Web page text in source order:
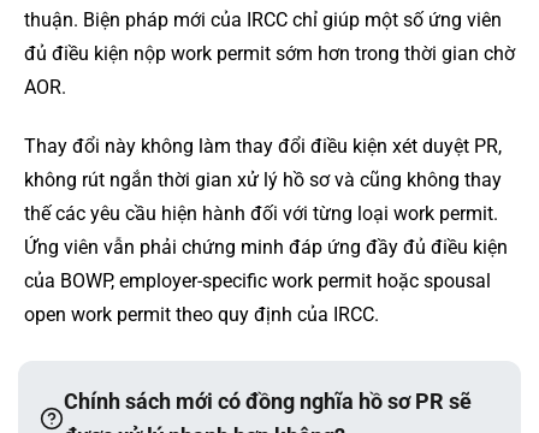
thuận. Biện pháp mới của IRCC chỉ giúp một số ứng viên
đủ điều kiện nộp work permit sớm hơn trong thời gian chờ
AOR.
Thay đổi này không làm thay đổi điều kiện xét duyệt PR,
không rút ngắn thời gian xử lý hồ sơ và cũng không thay
thế các yêu cầu hiện hành đối với từng loại work permit.
Ứng viên vẫn phải chứng minh đáp ứng đầy đủ điều kiện
của BOWP, employer-specific work permit hoặc spousal
open work permit theo quy định của IRCC.
Chính sách mới có đồng nghĩa hồ sơ PR sẽ